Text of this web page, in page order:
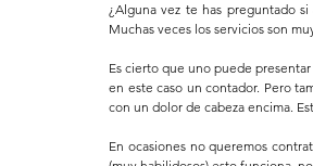
¿Alguna vez te has preguntado
Muchas veces los servicios son
Es cierto que uno puede
en este caso un contador. Pero
con un dolor de cabeza encima.
En ocasiones no queremos